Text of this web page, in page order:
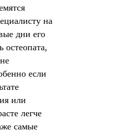
на
дни его
остеопата,
если
или
легче
самые